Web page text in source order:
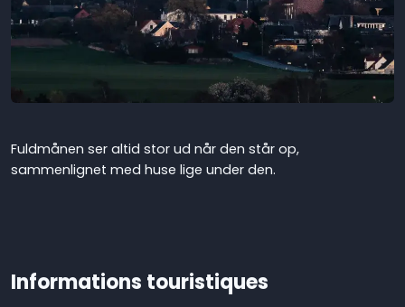
Fuldmånen ser altid stor ud når den står op,
sammenlignet med huse lige under den.
Informations touristiques